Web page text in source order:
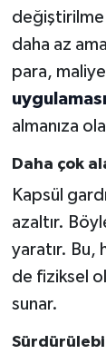
değiştirilme
daha az
para,
uygulaması
almanıza
Daha çok
Kapsül
azaltır.
yaratır. Bu,
de fiziksel
sunar.